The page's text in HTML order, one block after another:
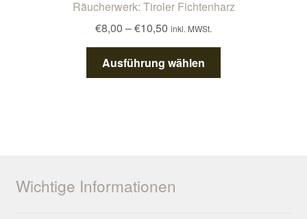
Räucherwerk: Tiroler Fichtenharz
€8,00 –€10,50 Preisspanne:
€8,00
bis
€10,50
inkl. MWSt.
Ausführung wählen
Wichtige Informationen